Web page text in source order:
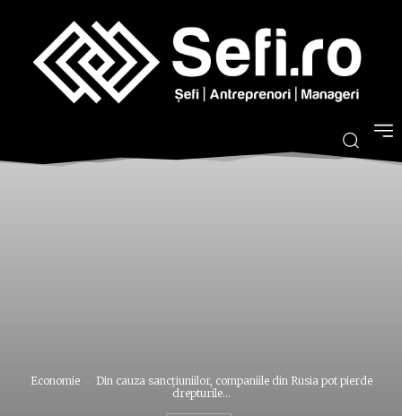
Economie
Din cauza sancţiuniilor, companiile din Rusia pot pierde
drepturile...